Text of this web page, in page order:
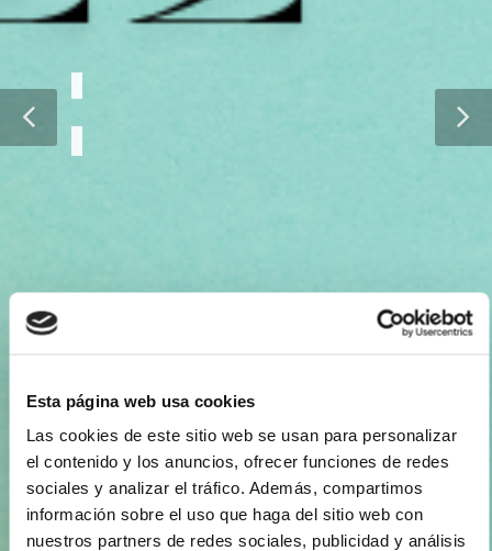
Esta página web usa cookies
Las cookies de este sitio web se usan para personalizar
el contenido y los anuncios, ofrecer funciones de redes
sociales y analizar el tráfico. Además, compartimos
información sobre el uso que haga del sitio web con
nuestros partners de redes sociales, publicidad y análisis